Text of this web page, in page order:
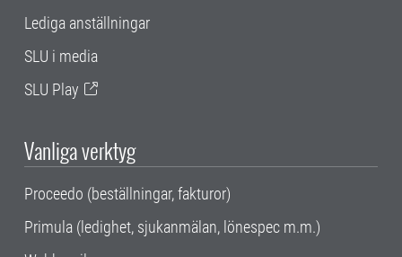
Lediga anställningar
SLU i media
SLU Play
Vanliga verktyg
Proceedo (beställningar, fakturor)
Primula (ledighet, sjukanmälan, lönespec m.m.)